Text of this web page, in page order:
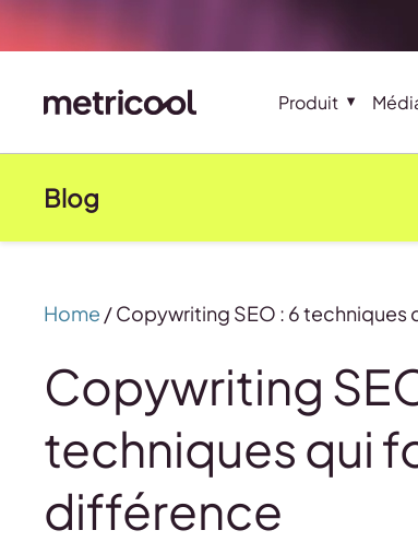
Produit
Blog
Home /Copywriting SEO : 6 techniques
Copywriting
techniques qui
différence